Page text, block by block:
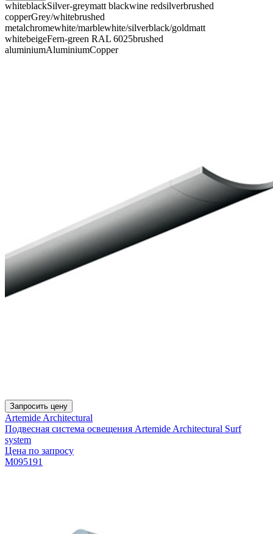
whiteblackSilver-greymatt blackwine redsilverbrushed
copperGrey/whitebrushed
metalchromewhite/marblewhite/silverblack/goldmatt
whitebeigeFern-green RAL 6025brushed
aluminiumAluminiumCopper
Запросить цену
Artemide Architectural
Подвесная система освещения Artemide Architectural Surf
system
Цена по запросу
M095191